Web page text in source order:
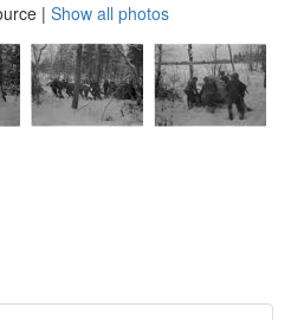
| Show all photos